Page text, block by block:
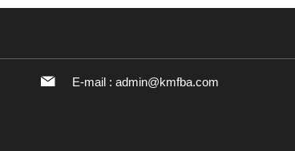
E-mail : admin@kmfba.com